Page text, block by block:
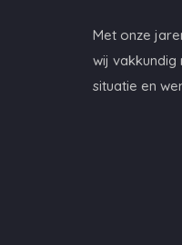
Met onze
wij vakkundig
situatie en